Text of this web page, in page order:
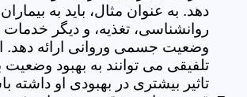
دهد. به عنوان مثال، باید به
روانشناسی، تغذیه، و دیگر خدمات
وضعیت جسمی وروانی ارائه دهد.
تلفیقی می توانند به بهبود وضعیت
تاثیر بیشتری در بهبودی او داشته